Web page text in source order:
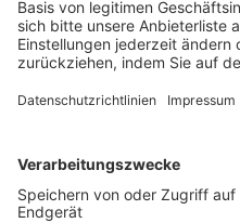
Login SpielPlus
FOLGE DEM BFV
TOP-VEREINE